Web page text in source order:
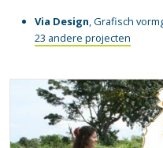
Via Design, Grafisch
23 andere projecten